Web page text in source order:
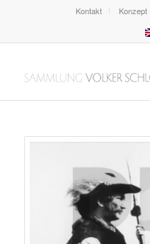
Kontakt Konzept